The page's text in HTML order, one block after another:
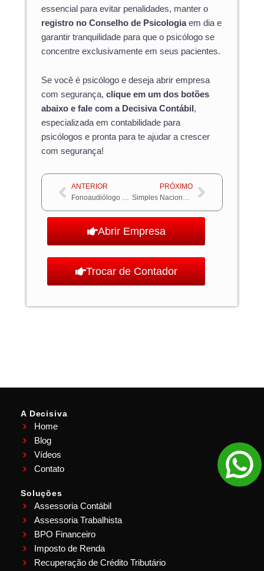
essencial para evitar penalidades, manter o
registro no Conselho de Psicologiaem dia e
garantir tranquilidade para que o psicólogo se
concentre exclusivamente em seus pacientes.
Se você é psicólogo e deseja abrir empresa
com segurança, clique em um dos botões
abaixo e fale com a Decisiva Contábil ,
especializada em contabilidade para
psicólogos e pronta para te ajudar a crescer
com segurança!
Anterior
ANTERIOR
PRÓXIMOPróximo
Abrir Empresa
Trocar de Contador
A Decisiva
Home
Blog
Vídeos
Contato
Soluções
Assessoria Contábil
Assessoria Trabalhista
BPO Financeiro
Imposto de Renda
Recuperação de Crédito Tributário